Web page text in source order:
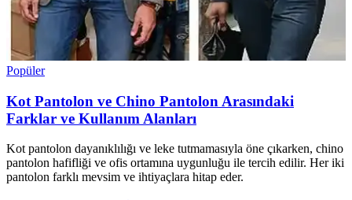
Popüler
Kot Pantolon ve Chino Pantolon Arasındaki
Farklar ve Kullanım Alanları
Kot pantolon dayanıklılığı ve leke tutmamasıyla öne çıkarken, chino
pantolon hafifliği ve ofis ortamına uygunluğu ile tercih edilir. Her iki
pantolon farklı mevsim ve ihtiyaçlara hitap eder.